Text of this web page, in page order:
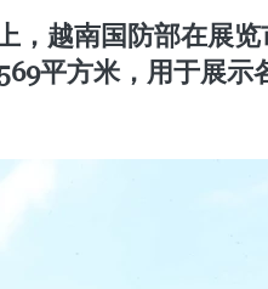
越南国防部在展览
平方米，用于展示